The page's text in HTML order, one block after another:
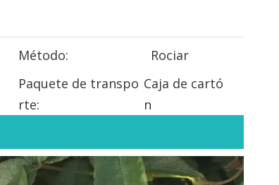
Método:
Rociar
Paquete de transpo
rte:
Caja de cartó
n